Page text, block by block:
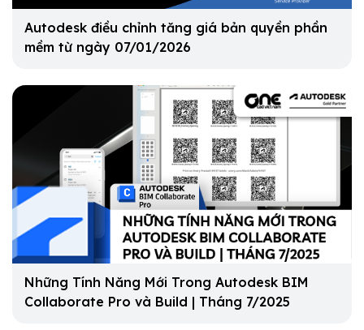
Autodesk điều chỉnh tăng giá bản quyền phần
mềm từ ngày 07/01/2026
Những Tính Năng Mới Trong Autodesk BIM
Collaborate Pro và Build | Tháng 7/2025